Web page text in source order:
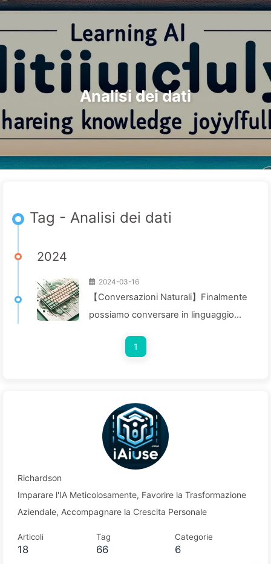
Ricerca Home Archivi Tag Categorie
Link Informazioni 🇮🇹 Italiano
Analisi dei dati
Tag - Analisi dei dati
2024
2024-03-16
【Conversazioni Naturali】Finalmente
possiamo conversare in linguaggio
programmazione? — Impariamo Piano
1
Richardson
Imparare l'IA Meticolosamente, Favorire la Trasformazione
Aziendale, Accompagnare la Crescita Personale
Articoli
18
Tag
66
Categorie
6